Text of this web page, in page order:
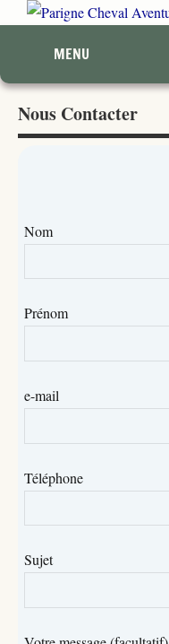
Aller
Parigne
Cheval
Aventures
créer
une
MENU
Nous Contacter
Nom
Prénom
e-mail
Téléphone
Sujet